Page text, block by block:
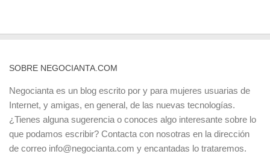
SOBRE NEGOCIANTA.COM
Negocianta es un blog escrito por y para mujeres usuarias de
Internet, y amigas, en general, de las nuevas tecnologías.
¿Tienes alguna sugerencia o conoces algo interesante sobre lo
que podamos escribir? Contacta con nosotras en la dirección
de correo info@negocianta.com y encantadas lo trataremos.